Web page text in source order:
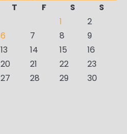
T F S
S
1
2
6 7 8
9
13 14 15
16
20 21 22
23
27 28 29
30